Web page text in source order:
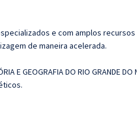
e com amplos
de maneira acelerada.
E GEOGRAFIA DO RIO GRANDE